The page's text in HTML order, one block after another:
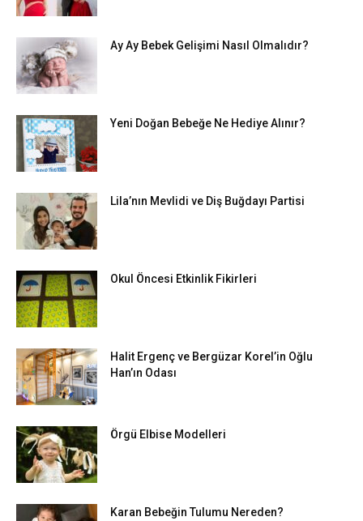
Ay Ay Bebek Gelişimi Nasıl Olmalıdır?
Yeni Doğan Bebeğe Ne Hediye Alınır?
Lila’nın Mevlidi ve Diş Buğdayı Partisi
Okul Öncesi Etkinlik Fikirleri
Halit Ergenç ve Bergüzar Korel’in Oğlu
Han’ın Odası
Örgü Elbise Modelleri
Karan Bebeğin Tulumu Nereden?